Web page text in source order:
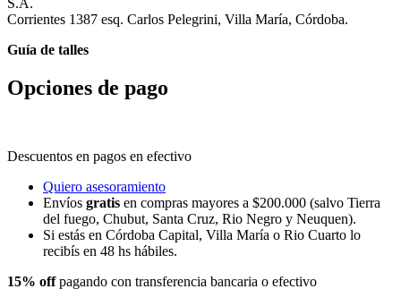
Corrientes 1387 esq. Carlos Pelegrini, Villa María, Córdoba.
Guía de talles
Opciones de pago
Descuentos en pagos en efectivo
Quiero asesoramiento
Envíos gratis en compras mayores a $200.000 (salvo Tierra
del fuego, Chubut, Santa Cruz, Rio Negro y Neuquen).
Si estás en Córdoba Capital, Villa María o Rio Cuarto lo
recibís en 48 hs hábiles.
15% offpagando con transferencia bancaria o efectivo